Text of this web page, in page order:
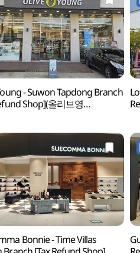
- Suwon Tapdong Branch
Shop](올리브영
Bonnie - Time Villas